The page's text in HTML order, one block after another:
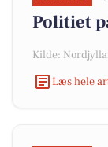
Politiet
Kilde:
Læs hele